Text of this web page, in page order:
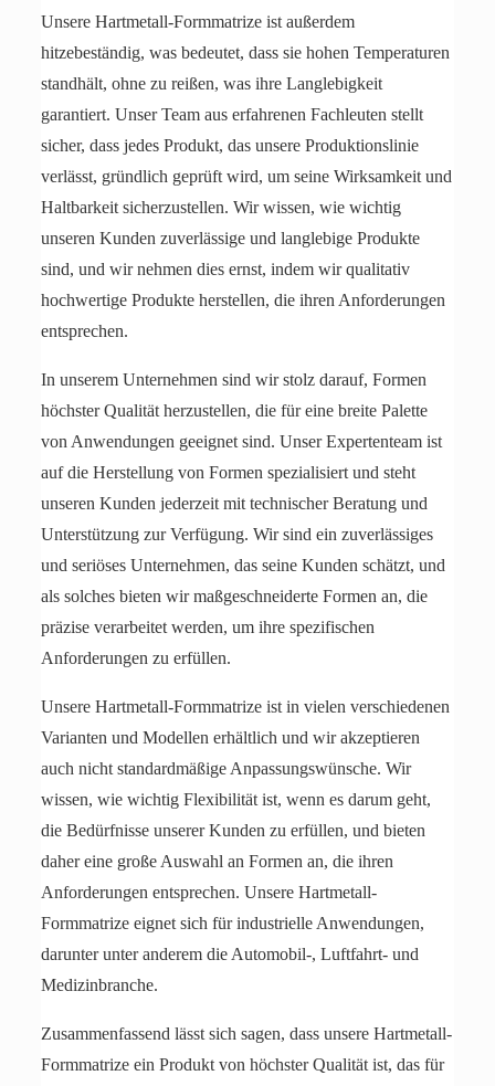
Unsere Hartmetall-Formmatrize ist außerdem
hitzebeständig, was bedeutet, dass sie hohen Temperaturen
standhält, ohne zu reißen, was ihre Langlebigkeit
garantiert. Unser Team aus erfahrenen Fachleuten stellt
sicher, dass jedes Produkt, das unsere Produktionslinie
verlässt, gründlich geprüft wird, um seine Wirksamkeit und
Haltbarkeit sicherzustellen. Wir wissen, wie wichtig
unseren Kunden zuverlässige und langlebige Produkte
sind, und wir nehmen dies ernst, indem wir qualitativ
hochwertige Produkte herstellen, die ihren Anforderungen
entsprechen.
In unserem Unternehmen sind wir stolz darauf, Formen
höchster Qualität herzustellen, die für eine breite Palette
von Anwendungen geeignet sind. Unser Expertenteam ist
auf die Herstellung von Formen spezialisiert und steht
unseren Kunden jederzeit mit technischer Beratung und
Unterstützung zur Verfügung. Wir sind ein zuverlässiges
und seriöses Unternehmen, das seine Kunden schätzt, und
als solches bieten wir maßgeschneiderte Formen an, die
präzise verarbeitet werden, um ihre spezifischen
Anforderungen zu erfüllen.
Unsere Hartmetall-Formmatrize ist in vielen verschiedenen
Varianten und Modellen erhältlich und wir akzeptieren
auch nicht standardmäßige Anpassungswünsche. Wir
wissen, wie wichtig Flexibilität ist, wenn es darum geht,
die Bedürfnisse unserer Kunden zu erfüllen, und bieten
daher eine große Auswahl an Formen an, die ihren
Anforderungen entsprechen. Unsere Hartmetall-
Formmatrize eignet sich für industrielle Anwendungen,
darunter unter anderem die Automobil-, Luftfahrt- und
Medizinbranche.
Zusammenfassend lässt sich sagen, dass unsere Hartmetall-
Formmatrize ein Produkt von höchster Qualität ist, das für